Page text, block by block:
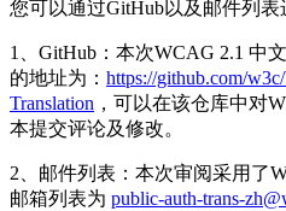
您可以通过GitHub以及邮件列表
1、GitHub：本次WCAG 2.1 中
的地址为： https://github.com/
Translation ，可以在该仓库中对
本提交评论及修改。
2、邮件列表：本次审阅采用了
邮箱列表为 public-auth-trans-